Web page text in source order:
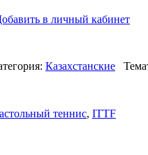
в личный кабинет
Казахстанские
теннис, ITTF